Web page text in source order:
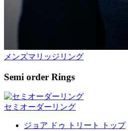
メンズマリッジリング
Semi order Rings
セミオーダーリング
ジョア ドゥ トリート トップ